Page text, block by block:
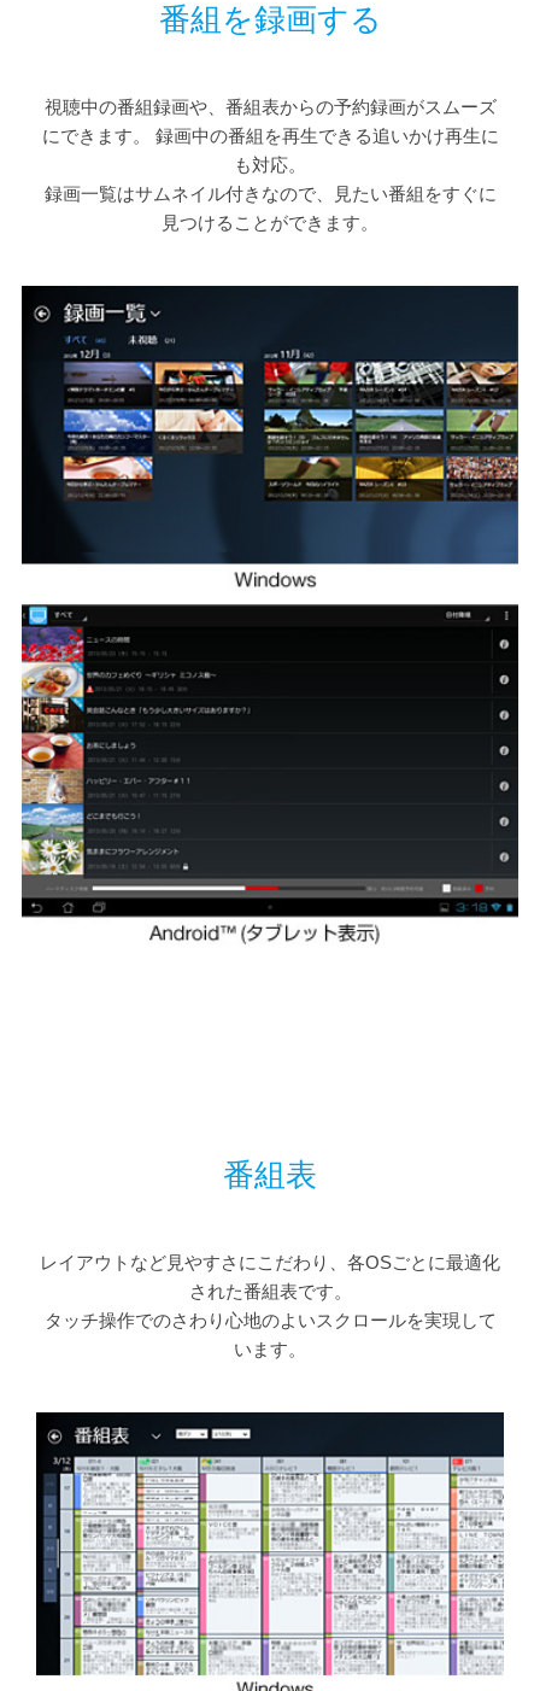
番組を録画する
視聴中の番組録画や、番組表からの予約録画がスムーズ
にできます。 録画中の番組を再生できる追いかけ再生に
も対応。
録画一覧はサムネイル付きなので、見たい番組をすぐに
見つけることができます。
番組表
レイアウトなど見やすさにこだわり、各OSごとに最適化
された番組表です。
タッチ操作でのさわり心地のよいスクロールを実現して
います。